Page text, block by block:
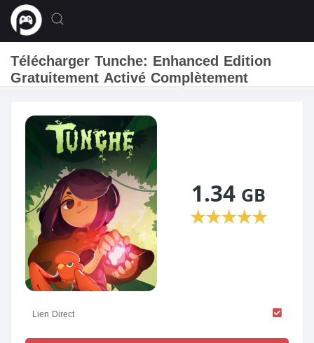
Télécharger Tunche: Enhanced Edition
Gratuitement Activé Complètement
1.34 GB
★★★★★
Lien Direct